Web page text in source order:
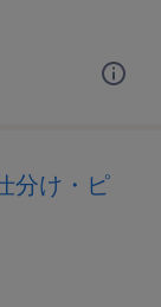
分け・ピ